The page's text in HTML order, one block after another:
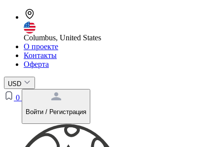
Columbus, United States
О проекте
Контакты
Оферта
USD
0
Войти / Регистрация